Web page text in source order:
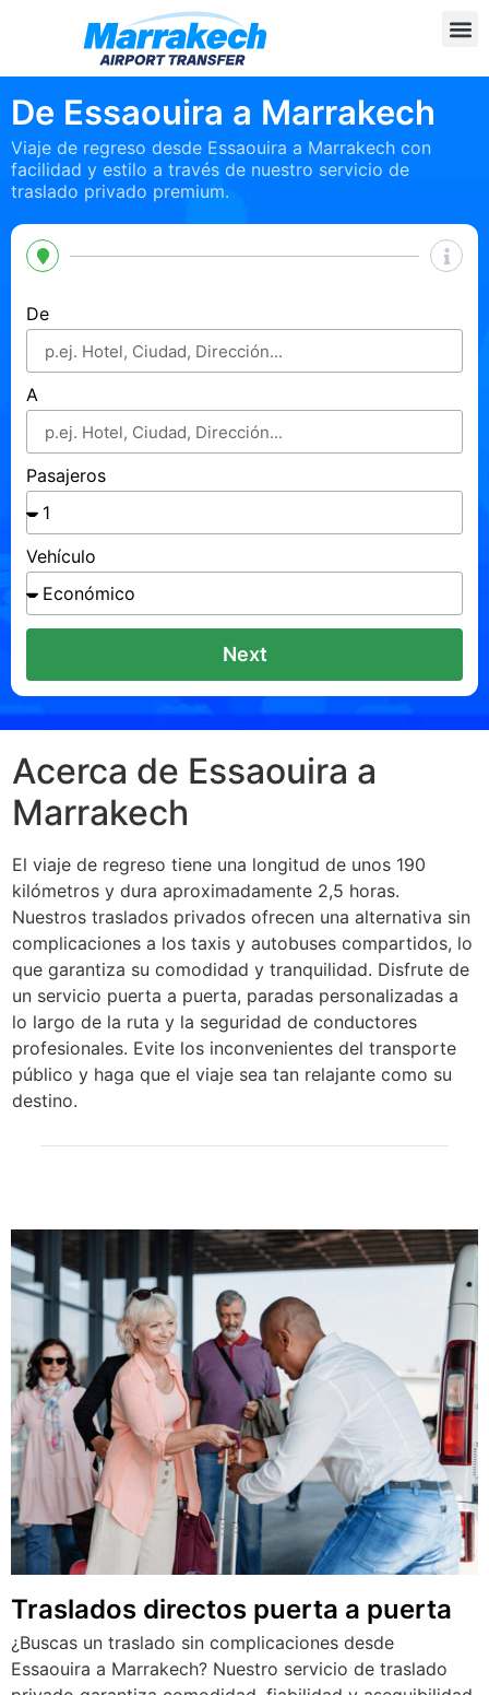
De Essaouira a Marrakech
Viaje de regreso desde Essaouira a Marrakech con
facilidad y estilo a través de nuestro servicio de
traslado privado premium.
De
A
Pasajeros
Vehículo
Next
Acerca de Essaouira a
Marrakech
El viaje de regreso tiene una longitud de unos 190
kilómetros y dura aproximadamente 2,5 horas.
Nuestros traslados privados ofrecen una alternativa sin
complicaciones a los taxis y autobuses compartidos, lo
que garantiza su comodidad y tranquilidad. Disfrute de
un servicio puerta a puerta, paradas personalizadas a
lo largo de la ruta y la seguridad de conductores
profesionales. Evite los inconvenientes del transporte
público y haga que el viaje sea tan relajante como su
destino.
Traslados directos puerta a puerta
¿Buscas un traslado sin complicaciones desde
Essaouira a Marrakech? Nuestro servicio de traslado